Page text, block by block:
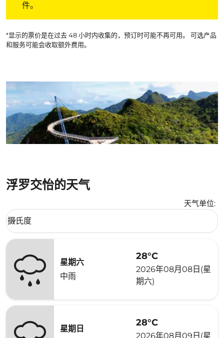
件。
*显示的票价是在过去 48 小时内收集的，预订时可能不再可用。 可选产品
和服务可能会收取额外费用。
浮罗交怡的天气
天气单位:
Weather unit option 摄氏度 Selected
摄氏度
keyboard_arrow_down
星期六
中雨
28°C
2026年08月08日(星
期六)
星期日
28°C
2026年08月09日(星